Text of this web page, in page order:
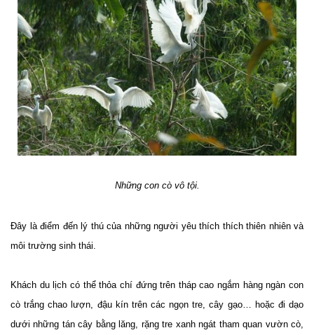
Những con cò vô tội.
Đây là điểm đến lý thú của những người yêu thích thích thiên nhiên và
môi trường sinh thái.
Khách du lịch có thể thỏa chí đứng trên tháp cao ngắm hàng ngàn con
cò trắng chao lượn, đậu kín trên các ngọn tre, cây gạo… hoặc đi dạo
dưới những tán cây bằng lăng, rặng tre xanh ngát tham quan vườn cò,